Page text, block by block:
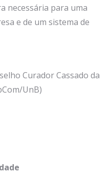
necessária para uma
e de um sistema de
Curador Cassado da
UnB)